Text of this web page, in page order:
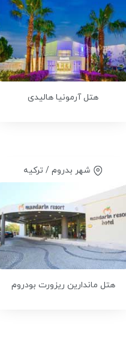
هتل آرمونیا هالیدی
شهر بدروم / ترکیه
هتل ماندارین ریزورت بودروم